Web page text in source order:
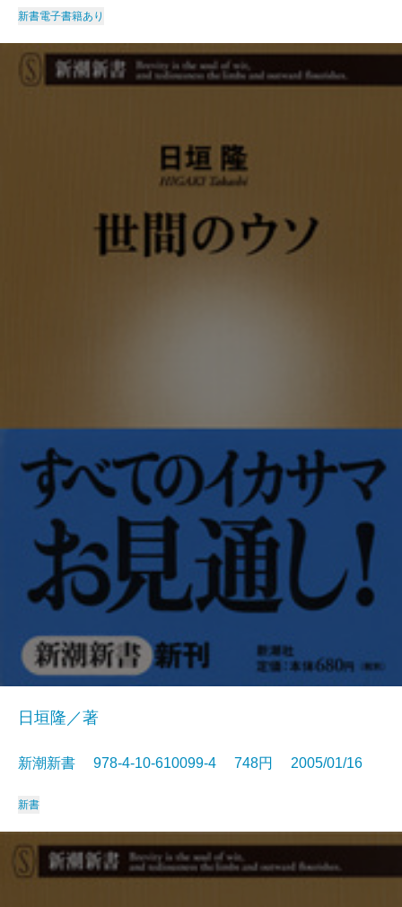
新書電子書籍あり
日垣隆／著
新潮新書 978-4-10-610099-4 748円 2005/01/16
新書